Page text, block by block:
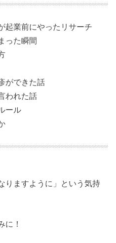
起業前にやったリサーチ
った瞬間
ができた話
われた話
ール
りますように」という気持
に！